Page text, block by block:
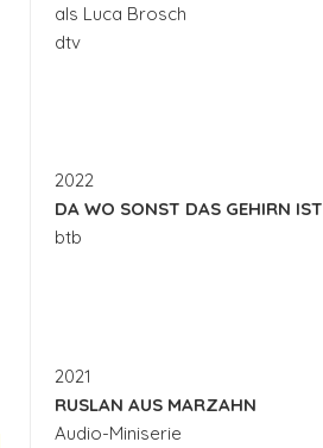
als Luca Brosch
dtv
2022
DA WO SONST DAS GEHIRN IST
btb
2021
RUSLAN AUS MARZAHN
Audio-Miniserie